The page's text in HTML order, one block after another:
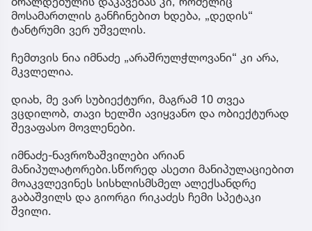
მოსამართლის განჩინებით ხდება, „დედის“
ტანტრუმი ვერ უშველის.
ჩემთვის ნია იმნაძე „არაშრულჭლოვანი“ კი არა,
მკვლელია.
დიახ, მე ვარ სუბიექტური, მაგრამ 10 თვეა
ვცდილობ, თავი ხელში ავიყვანო და ობიექტურად
შევაფასო მოვლენები.
იმნაძე-ნავროზაშვილები არიან
მანიპულატორები.სწორედ ასეთი მანიპულაციებით
მოაკვლევინეს სისხლისმსმელ ალექსანდრე
გაბაშვილს და გიორგი რიკაძეს ჩემი სპეტაკი
შვილი.